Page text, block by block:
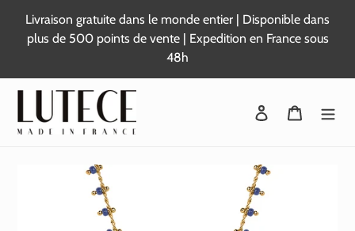
contenu
Livraison gratuite dans le monde entier | Disponible dans
plus de 500 points de vente | Expedition en France sous
48h
Se connecter
Panier